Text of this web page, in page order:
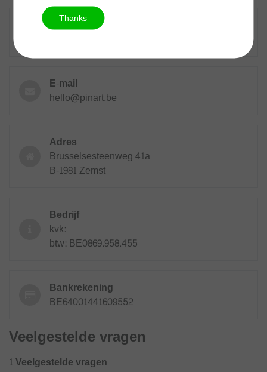
Bel ons en stel jouw vraag
E-mail
hello@pinart.be
Adres
Brusselsesteenweg 41a
B-1981 Zemst
Bedrijf
kvk:
btw: BE0869.958.455
Bankrekening
BE64001441609552
Veelgestelde vragen
1 Veelgestelde vragen
Thanks